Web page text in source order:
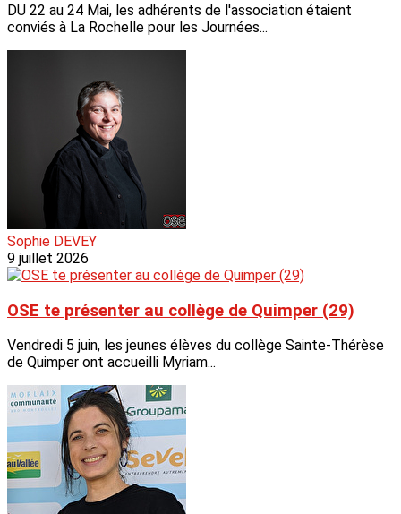
DU 22 au 24 Mai, les adhérents de l'association étaient
conviés à La Rochelle pour les Journées...
Sophie DEVEY
9 juillet 2026
OSE te présenter au collège de Quimper (29)
Vendredi 5 juin, les jeunes élèves du collège Sainte-Thérèse
de Quimper ont accueilli Myriam...